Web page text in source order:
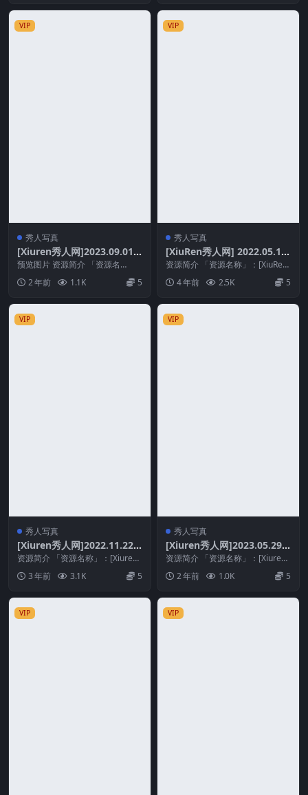
VIP
秀人写真
[Xiuren秀人网]2023.09.01
NO.7326 幼幼[77+1P／739
MB]
预览图片 资源简介 「资源名
称」：[Xiuren秀人网]2023.09.01
N...2 年前 1.1K 5
VIP
秀人写真
[XiuRen秀人网] 2022.05.11
No.4993 程程程 [75+1P]
资源简介 「资源名称」：[XiuRen
4 年前 2.5K 5
VIP
秀人写真
[Xiuren秀人网]2022.11.22
NO.5894 小海臀Rena[70+1
P／425MB]
资源简介 「资源名称」：[Xiuren
3 年前 3.1K 5
VIP
秀人写真
[Xiuren秀人网]2023.05.29
NO.6815 周思乔Betty[57+1
P／534MB]
资源简介 「资源名称」：[Xiuren
2 年前 1.0K 5
VIP VIP